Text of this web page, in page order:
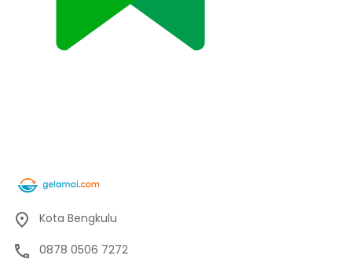
Kota Bengkulu
0878 0506 7272